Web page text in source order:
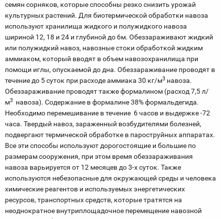
семян сорняков, которые спо­собны резко снизить урожай
культурных растений. Для биотермической обработки навоза
используют хранилища жидкого и полужидкого навоза
шириной 12, 18 и 24 и глубиной до 6м. Обеззараживают жидкий
или полужидкий навоз, навозные стоки обработкой жидким
аммиаком, который вводят в объем навозохранилища при
помощи иглы, опускаемой до дна. Обеззараживание проводят в
течение до 5 суток при расходе аммиака 30 кг/м3 навоза.
Обеззараживание проводят также формалином (расход 7,5 л/
м3 навоза). Содержание в формалине 38% формальдегида.
Необходимо перемешивание в течение 6 часов и выдержке -72
часа. Твердый навоз, зараженный возбудителями болезней,
подвергают термической обработке в пароструйных аппаратах.
Все эти способы используют дорогостоящие и большие по
размерам сооружения, при этом время обеззараживания
навоза варьируется от 12 месяцев до 3-х суток. Также
используются небезопасные для окружающей среды и человека
химические реагентов и используемых энергетических
ресурсов, транспортных средств, которые тратятся на
неоднократное внутриплощадочное перемещение навозной